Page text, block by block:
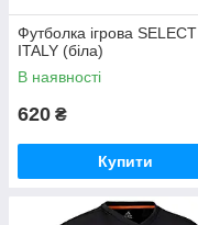
Футболка ігрова SELECT
ITALY (біла)
В наявності
620 ₴
Купити